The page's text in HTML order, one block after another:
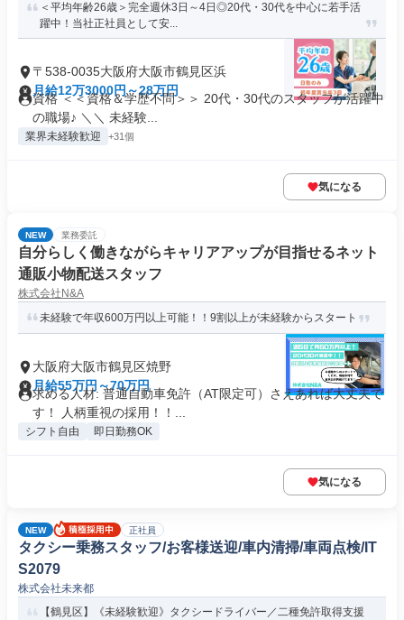
＜平均年齢26歳＞完全週休3日～4日◎20代・30代を中心に若手活
躍中！当社正社員として安...
〒538-0035大阪府大阪市鶴見区浜
月給12万3000円～28万円
資格 ＜＜資格＆学歴不問＞＞ 20代・30代のスタッフが活躍中
の職場♪ ＼＼ 未経験...
業界未経験歓迎 +31個
気になる
NEW 業務委託
自分らしく働きながらキャリアアップが目指せるネット
通販小物配送スタッフ
株式会社N&A
未経験で年収600万円以上可能！！9割以上が未経験からスタート
大阪府大阪市鶴見区焼野
月給55万円～70万円
求める人材: 普通自動車免許（AT限定可）さえあれば大丈夫で
す！ 人柄重視の採用！！...
シフト自由 即日勤務OK
気になる
NEW 正社員
タクシー乗務スタッフ/お客様送迎/車内清掃/車両点検/IT
S2079
株式会社未来都
【鶴見区】《未経験歓迎》タクシードライバー／二種免許取得支援